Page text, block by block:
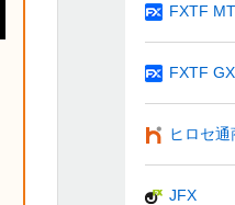
FXTF
FXTF GX
ヒロセ通
JFX